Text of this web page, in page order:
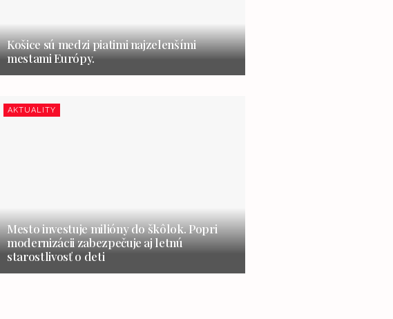
Košice sú medzi piatimi najzelenšími
mestami Európy.
AKTUALITY
Mesto investuje milióny do škôlok. Popri
modernizácii zabezpečuje aj letnú
starostlivosť o deti